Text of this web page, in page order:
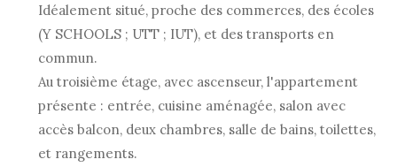
Idéalement situé, proche des commerces, des écoles
(Y SCHOOLS ; UTT ; IUT), et des transports en
commun.
Au troisième étage, avec ascenseur, l'appartement
présente : entrée, cuisine aménagée, salon avec
accès balcon, deux chambres, salle de bains, toilettes,
et rangements.